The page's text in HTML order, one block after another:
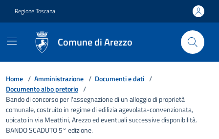
Regione Toscana
Comune di Arezzo
Home / Amministrazione / Documenti e dati /
Documento albo pretorio /
Bando di concorso per l'assegnazione di un alloggio di proprietà
comunale, costruito in regime di edilizia agevolata-convenzionata,
ubicato in via Meattini, Arezzo ed eventuali successive disponibilità.
BANDO SCADUTO 5° edizione.